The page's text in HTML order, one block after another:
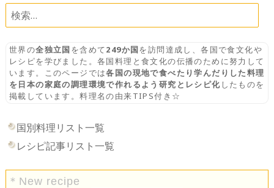
検
索:
世界の全独立国を含めて249か国を訪問達成し、各国で食文化や
レシピを学びました。各国料理と食文化の伝播のために努力して
います。このページでは各国の現地で食べたり学んだりした料理
を日本の家庭の調理環境で作れるよう研究とレシピ化したものを
掲載しています。料理名の由来TIPS付き☆
国別料理リスト一覧
レシピ記事リスト一覧
＊New recipe